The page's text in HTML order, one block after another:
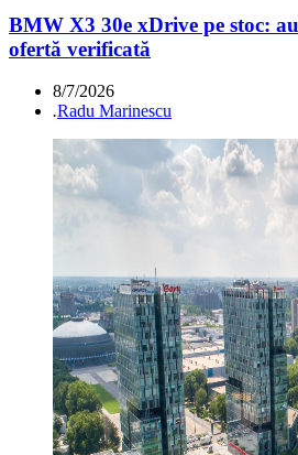
BMW X3 30e xDrive pe stoc:
ofertă verificată
8/7/2026
.Radu Marinescu